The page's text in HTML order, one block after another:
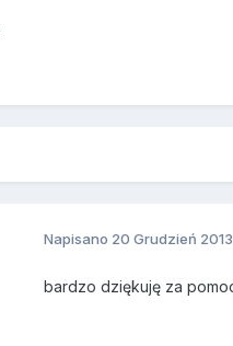
Napisano 20 Grudzień 2013
bardzo dziękuję za